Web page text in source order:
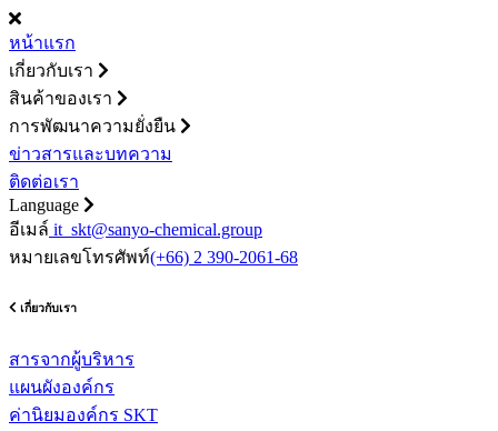
หน้าแรก
เกี่ยวกับเรา
สินค้าของเรา
การพัฒนาความยั่งยืน
ข่าวสารและบทความ
ติดต่อเรา
Language
อีเมล์ it_skt@sanyo-chemical.group
หมายเลขโทรศัพท์(+66) 2 390-2061-68
เกี่ยวกับเรา
สารจากผู้บริหาร
แผนผังองค์กร
ค่านิยมองค์กร SKT